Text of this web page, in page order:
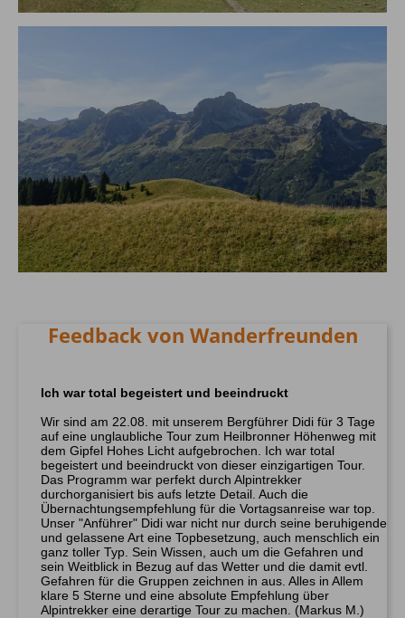
Feedback von Wanderfreunden
Ich war total begeistert und beeindruckt
Wir sind am 22.08. mit unserem Bergführer Didi für 3 Tage
auf eine unglaubliche Tour zum Heilbronner Höhenweg mit
dem Gipfel Hohes Licht aufgebrochen. Ich war total
begeistert und beeindruckt von dieser einzigartigen Tour.
Das Programm war perfekt durch Alpintrekker
durchorganisiert bis aufs letzte Detail. Auch die
Übernachtungsempfehlung für die Vortagsanreise war top.
Unser "Anführer" Didi war nicht nur durch seine beruhigende
und gelassene Art eine Topbesetzung, auch menschlich ein
ganz toller Typ. Sein Wissen, auch um die Gefahren und
sein Weitblick in Bezug auf das Wetter und die damit evtl.
Gefahren für die Gruppen zeichnen in aus. Alles in Allem
klare 5 Sterne und eine absolute Empfehlung über
Alpintrekker eine derartige Tour zu machen. (Markus M.)